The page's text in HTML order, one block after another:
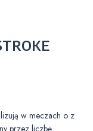
w meczach o z
przez liczbę